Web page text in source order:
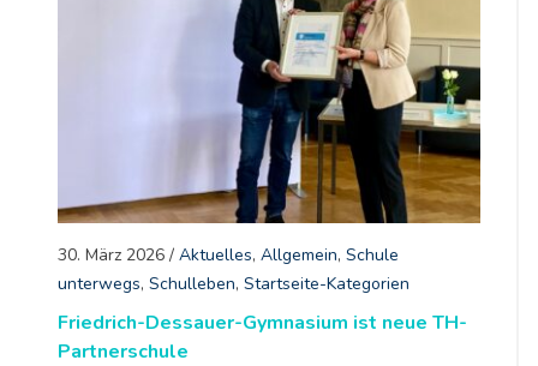
30. März 2026/ Aktuelles, Allgemein, Schule
unterwegs, Schulleben, Startseite-Kategorien
Friedrich-Dessauer-Gymnasium ist neue TH-
Partnerschule